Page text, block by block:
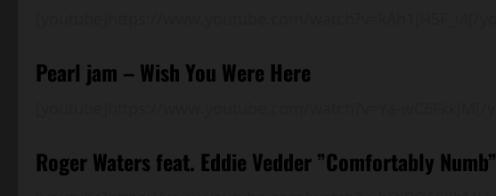
Pearl jam – Wish You Were Here
Roger Waters feat. Eddie Vedder ”Comfortably Numb”